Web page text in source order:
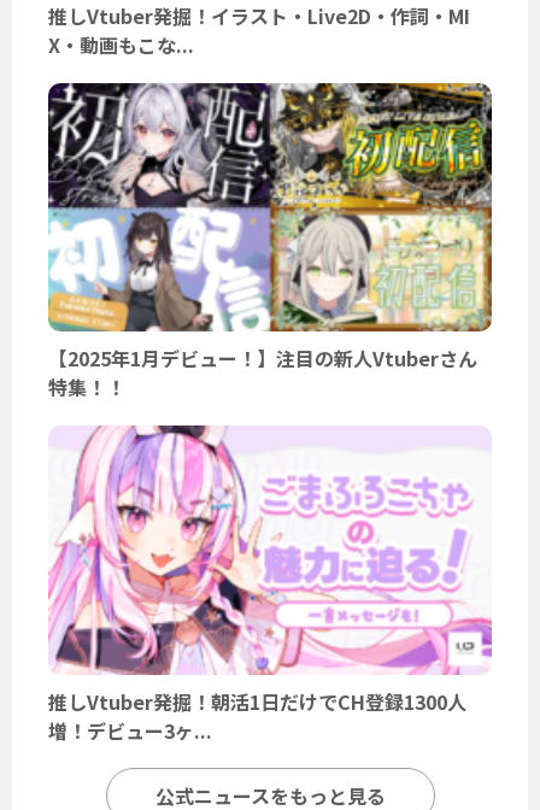
推しVtuber発掘！イラスト・Live2D・作詞・MI
X・動画もこな...
【2025年1月デビュー！】注目の新人Vtuberさん
特集！！
推しVtuber発掘！朝活1日だけでCH登録1300人
増！デビュー3ヶ...
公式ニュースをもっと見る